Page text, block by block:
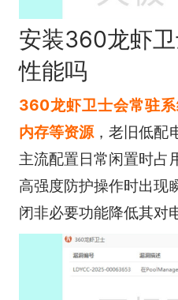
安装360龙虾
性能吗
360龙虾卫士会常驻系
内存等资源，老旧低配
主流配置日常闲置时占
高强度防护操作时出现
闭非必要功能降低其对